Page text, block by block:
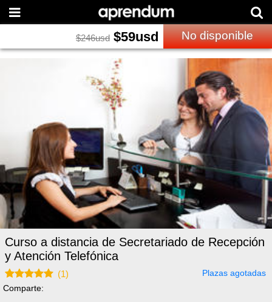
$246usd $59usd No disponible
Curso a distancia de Secretariado de Recepción
y Atención Telefónica
(1)
Plazas agotadas
Comparte: